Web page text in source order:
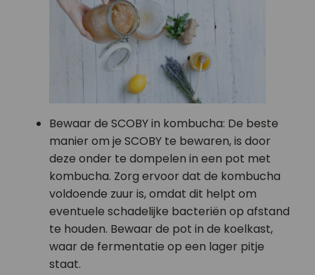
Bewaar de SCOBY in kombucha: De beste
manier om je SCOBY te bewaren, is door
deze onder te dompelen in een pot met
kombucha. Zorg ervoor dat de kombucha
voldoende zuur is, omdat dit helpt om
eventuele schadelijke bacteriën op afstand
te houden. Bewaar de pot in de koelkast,
waar de fermentatie op een lager pitje
staat.